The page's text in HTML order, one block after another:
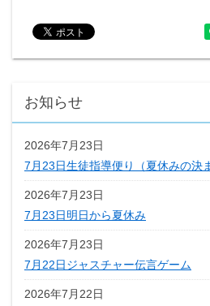
お知らせ
2026年7月23日
7月23日生徒指導便り（夏休みの決
2026年7月23日
7月23日明日から夏休み
2026年7月23日
7月22日ジャスチャー伝言ゲーム
2026年7月22日